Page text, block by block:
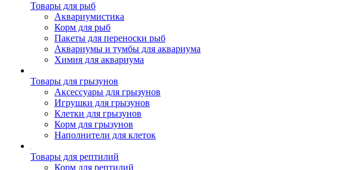
Товары для рыб
Аквариумистика
Корм для рыб
Пакеты для переноски рыб
Аквариумы и тумбы для аквариума
Химия для аквариума
Товары для грызунов
Аксессуары для грызунов
Игрушки для грызунов
Клетки для грызунов
Корм для грызунов
Наполнители для клеток
Товары для рептилий
Корм для рептилий